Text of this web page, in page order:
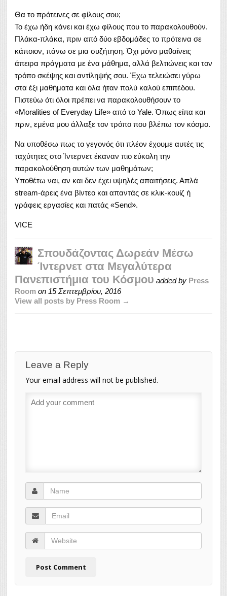
Θα το πρότεινες σε φίλους σου;
Το έχω ήδη κάνει και έχω φίλους που το παρακολουθούν.
Πλάκα-πλάκα, πριν από δύο εβδομάδες το πρότεινα σε
κάποιον, πάνω σε μια συζήτηση. Όχι μόνο μαθαίνεις
άπειρα πράγματα με ένα μάθημα, αλλά βελτιώνεις και τον
τρόπο σκέψης και αντίληψής σου. Έχω τελειώσει γύρω
στα έξι μαθήματα και όλα ήταν πολύ καλού επιπέδου.
Πιστεύω ότι όλοι πρέπει να παρακολουθήσουν το
«Μoralities of Εveryday Life» από το Yale. Όπως είπα και
πριν, εμένα μου άλλαξε τον τρόπο που βλέπω τον κόσμο.
Να υποθέσω πως το γεγονός ότι πλέον έχουμε αυτές τις
ταχύτητες στο Ίντερνετ έκαναν πιο εύκολη την
παρακολούθηση αυτών των μαθημάτων;
Υποθέτω ναι, αν και δεν έχει υψηλές απαιτήσεις. Απλά
stream-άρεις ένα βίντεο και απαντάς σε κλικ-κουίζ ή
γράφεις εργασίες και πατάς «Send».
VICE
Σπουδάζοντας Δωρεάν Μέσω
Ίντερνετ στα Μεγαλύτερα
Πανεπιστήμια του Κόσμου added by Press
Room on 15 Σεπτεμβρίου, 2016
View all posts by Press Room →
Leave a Reply
Your email address will not be published.